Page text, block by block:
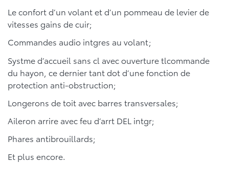
Le confort d’un volant et d’un pommeau de levier de
vitesses gains de cuir;
Commandes audio intgres au volant;
Systme d’accueil sans cl avec ouverture tlcommande
du hayon, ce dernier tant dot d’une fonction de
protection anti-obstruction;
Longerons de toit avec barres transversales;
Aileron arrire avec feu d’arrt DEL intgr;
Phares antibrouillards;
Et plus encore.